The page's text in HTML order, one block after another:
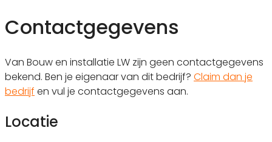
Contactgegevens
Van Bouw en installatie LW zijn geen contactgegevens
bekend. Ben je eigenaar van dit bedrijf? Claim dan je
bedrijf en vul je contactgegevens aan.
Locatie